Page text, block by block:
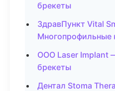
брекеты
ЗдравПункт Vital
Многопрофильные
ООО Laser Implant
брекеты
Дентал Stoma